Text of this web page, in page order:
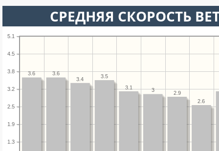
СРЕДНЯЯ СКОРОСТЬ
1.3
1.9
2.5
3.2
3.8
4.5
5.1
2.6
2.9
3
3.1
3.5
3.4
3.6
3.6